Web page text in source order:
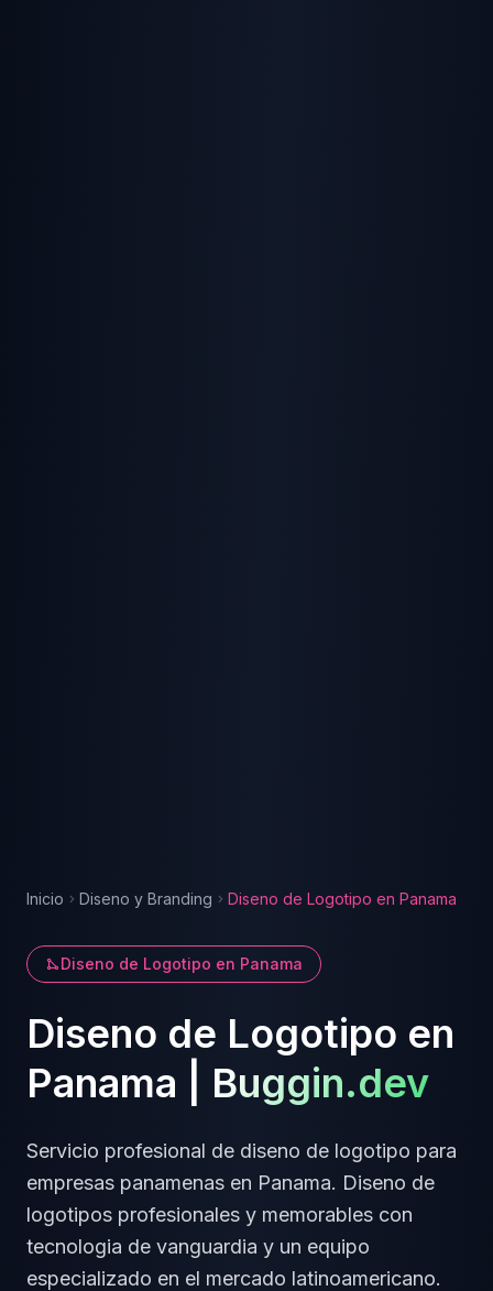
Inicio Diseno y Branding Diseno de Logotipo en Panama
Diseno de Logotipo en Panama
Diseno de Logotipo en
Panama
Buggin.dev
Servicio profesional de diseno de logotipo para
empresas panamenas en Panama. Diseno de
logotipos profesionales y memorables con
tecnologia de vanguardia y un equipo
especializado en el mercado latinoamericano.